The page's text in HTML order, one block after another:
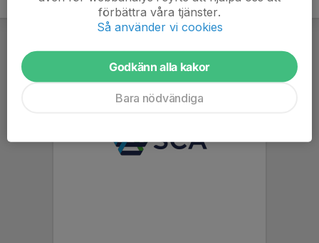
förbättra våra tjänster.
Så använder vi cookies
Godkänn alla kakor
Bara nödvändiga